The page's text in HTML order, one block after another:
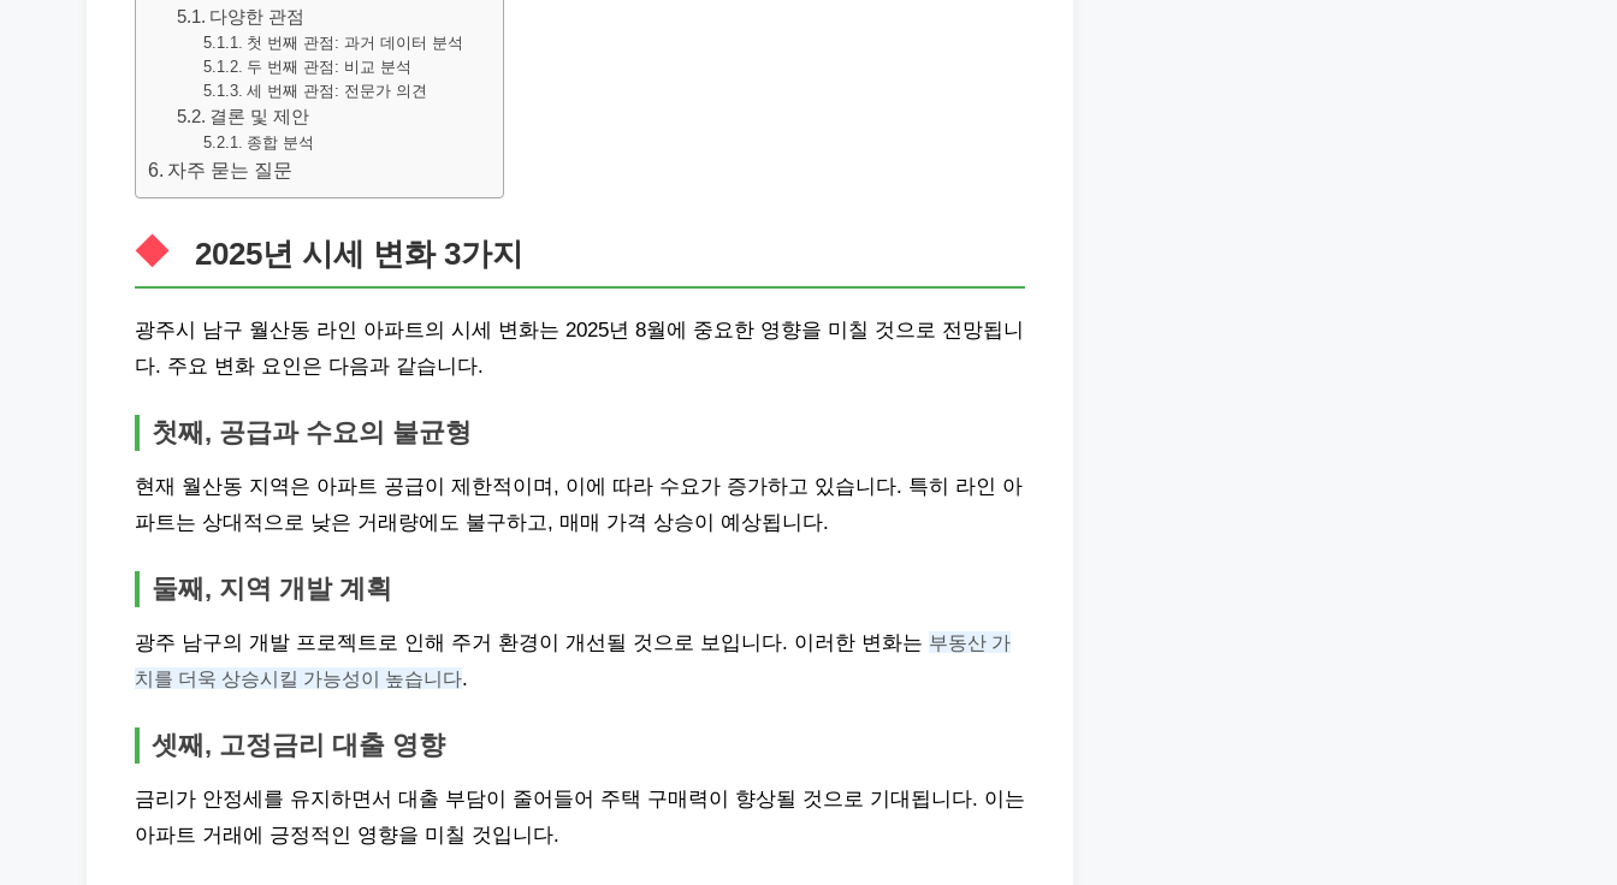
다양한 관점
첫 번째 관점: 과거 데이터 분석
두 번째 관점: 비교 분석
세 번째 관점: 전문가 의견
결론 및 제안
종합 분석
자주 묻는 질문
2025년 시세 변화 3가지
광주시 남구 월산동 라인 아파트의 시세 변화는 2025년 8월에 중요한 영향을 미칠 것으로 전망됩니
다. 주요 변화 요인은 다음과 같습니다.
첫째, 공급과 수요의 불균형
현재 월산동 지역은 아파트 공급이 제한적이며, 이에 따라 수요가 증가하고 있습니다. 특히 라인 아
파트는 상대적으로 낮은 거래량에도 불구하고, 매매 가격 상승이 예상됩니다.
둘째, 지역 개발 계획
광주 남구의 개발 프로젝트로 인해 주거 환경이 개선될 것으로 보입니다. 이러한 변화는 부동산 가
치를 더욱 상승시킬 가능성이 높습니다.
셋째, 고정금리 대출 영향
금리가 안정세를 유지하면서 대출 부담이 줄어들어 주택 구매력이 향상될 것으로 기대됩니다. 이는
아파트 거래에 긍정적인 영향을 미칠 것입니다.